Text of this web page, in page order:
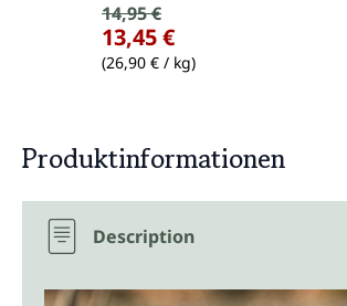
Prix de vente :
Prix régulier :
14,95 €
13,45 €
(26,90 € / kg)
Produktinformationen
Description